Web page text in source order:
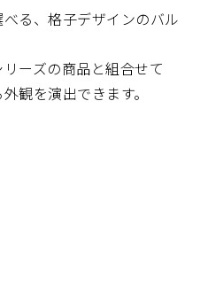
る、格子デザインのバル
ーズの商品と組合せて
観を演出できます。